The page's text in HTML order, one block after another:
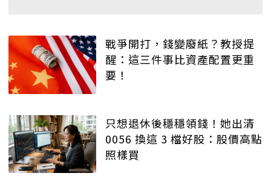
戰爭開打，錢變廢紙？教授提
醒：這三件事比資產配置更重
要！
只想退休後穩穩領錢！她出清
0056 換這 3 檔好股：股價高點
照樣買